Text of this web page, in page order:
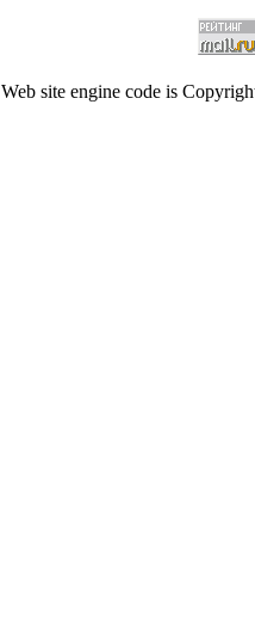
Web site engine code is